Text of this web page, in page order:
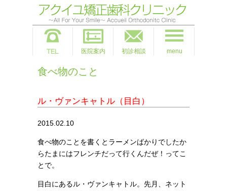
医院案内 初診相談 menu
食べ物のこと
ル・ヴァンキャトル（目白）
2015.02.10
食べ物のことを書くとラーメンばかりでしたか
らたまにはフレンチだって行くんだぜ！ってこ
とで。
目白にあるル・ヴァンキャトル。先月、ネット